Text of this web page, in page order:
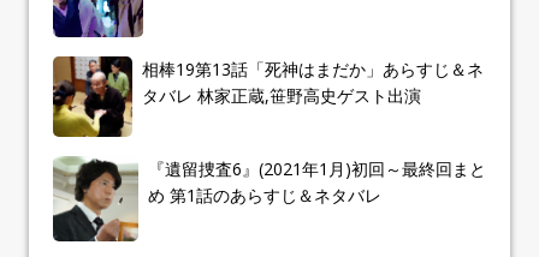
相棒19第13話「死神はまだか」あらすじ＆ネ
タバレ 林家正蔵,笹野高史ゲスト出演
『遺留捜査6』(2021年1月)初回～最終回まと
め 第1話のあらすじ＆ネタバレ